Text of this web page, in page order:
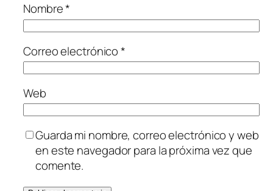
Nombre*
Correo electrónico*
Web
Guarda mi nombre, correo electrónico y web
en este navegador para la próxima vez que
comente.